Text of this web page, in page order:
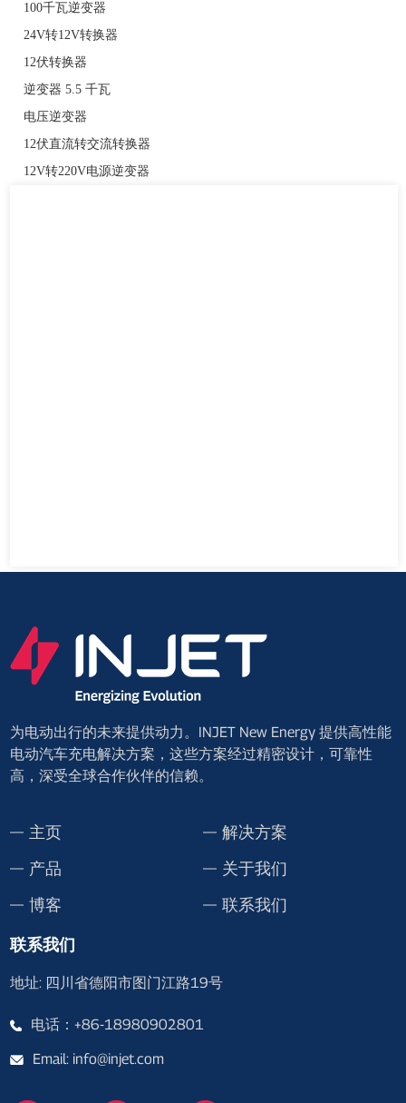
100千瓦逆变器
24V转12V转换器
12伏转换器
逆变器 5.5 千瓦
电压逆变器
12伏直流转交流转换器
12V转220V电源逆变器
为电动出行的未来提供动力。INJET New Energy 提供高性能
电动汽车充电解决方案，这些方案经过精密设计，可靠性
高，深受全球合作伙伴的信赖。
主页
解决方案
产品
关于我们
博客
联系我们
联系我们
地址: 四川省德阳市图门江路19号
电话：+86-18980902801
Email: info@injet.com